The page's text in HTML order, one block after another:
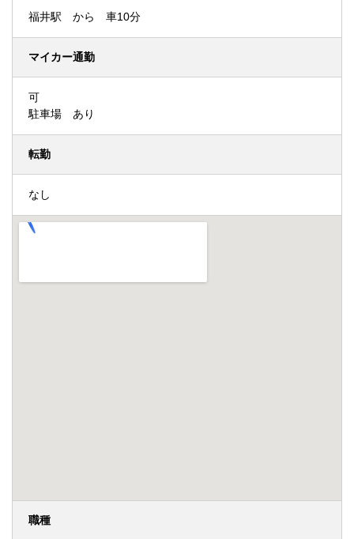
福井駅 から 車10分
マイカー通勤
可
駐車場 あり
転勤
なし
職種